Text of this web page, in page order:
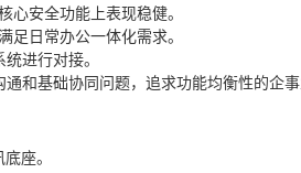
心安全功能上表现稳健。
日常办公一体化需求。
进行对接。
和基础协同问题，追求功能均衡性的企事
座。